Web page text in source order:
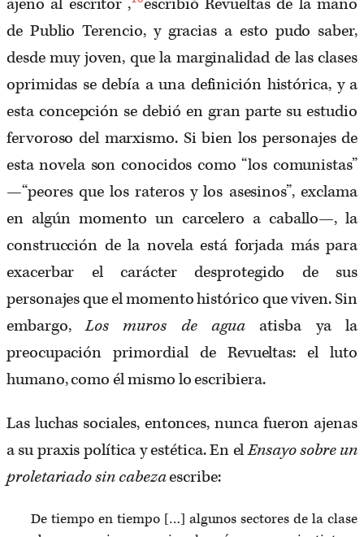
ajeno al escritor”,
escribió Revueltas de la mano
de Publio Terencio, y gracias a esto pudo saber,
desde muy joven, que la marginalidad de las clases
oprimidas se debía a una definición histórica, y a
esta concepción se debió en gran parte su estudio
fervoroso del marxismo. Si bien los personajes de
esta novela son conocidos como “los comunistas”
—“peores que los rateros y los asesinos”, exclama
en algún momento un carcelero a caballo—, la
construcción de la novela está forjada más para
exacerbar el carácter desprotegido de sus
personajes que el momento histórico que viven. Sin
embargo,Los muros de aguaatisba ya la
preocupación primordial de Revueltas: el luto
humano, como él mismo lo escribiera.
Las luchas sociales, entonces, nunca fueron ajenas
a su praxis política y estética. En elEnsayo sobre un
proletariado sin cabezaescribe:
De tiempo en tiempo […] algunos sectores de la clase